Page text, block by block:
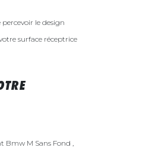
le design
surface réceptrice
Bmw M Sans Fond ,